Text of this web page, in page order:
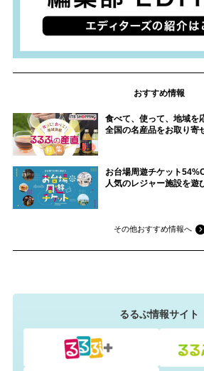
おすすめ情報
食べて、使って、地域を
全国の名産品をお取り寄
お台場周遊チケット
人気のレジャー施設を遊
その他おすすめ情報へ
るるぶ情報サイト